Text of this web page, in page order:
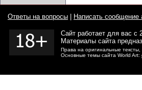
Ответы на вопросы Написать сообщение
Сайт работает для вас с
Материалы сайта
Права на оригинальные тексты,
Основные темы сайта World Art: